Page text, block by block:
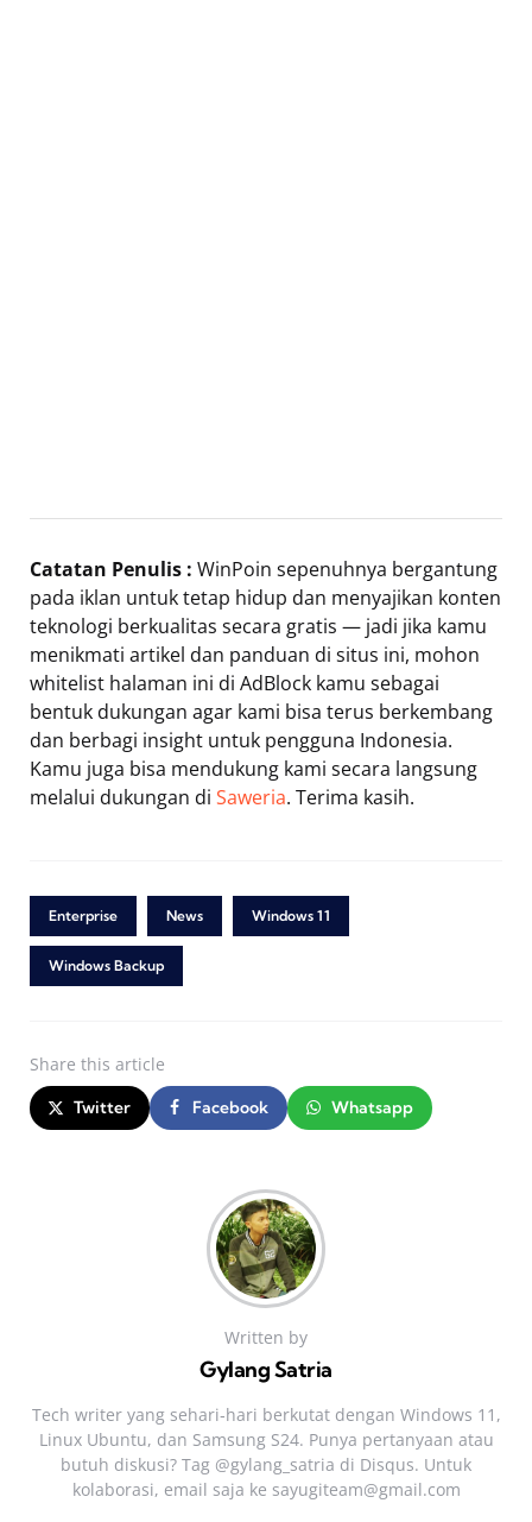
Catatan Penulis : WinPoin sepenuhnya bergantung
pada iklan untuk tetap hidup dan menyajikan konten
teknologi berkualitas secara gratis — jadi jika kamu
menikmati artikel dan panduan di situs ini, mohon
whitelist halaman ini di AdBlock kamu sebagai
bentuk dukungan agar kami bisa terus berkembang
dan berbagi insight untuk pengguna Indonesia.
Kamu juga bisa mendukung kami secara langsung
melalui dukungan di Saweria. Terima kasih.
Enterprise News Windows 11
Windows Backup
Share this article
Twitter Facebook Whatsapp
Written by
Gylang Satria
Tech writer yang sehari‑hari berkutat dengan Windows 11,
Linux Ubuntu, dan Samsung S24. Punya pertanyaan atau
butuh diskusi? Tag @gylang_satria di Disqus. Untuk
kolaborasi, email saja ke sayugiteam@gmail.com